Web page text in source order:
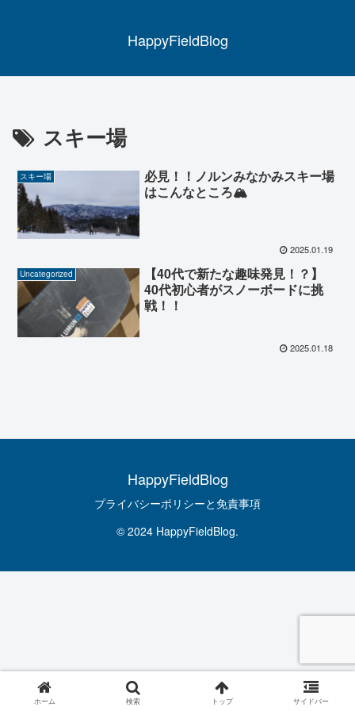
HappyFieldBlog
スキー場
スキー場
必見！！ノルンみなかみスキー場
はこんなところ🏔
2025.01.19
Uncategorized
【40代で新たな趣味発見！？】
40代初心者がスノーボードに挑
戦！！
2025.01.18
HappyFieldBlog
プライバシーポリシーと免責事項
© 2024 HappyFieldBlog.
ホーム 検索 トップ サイドバー